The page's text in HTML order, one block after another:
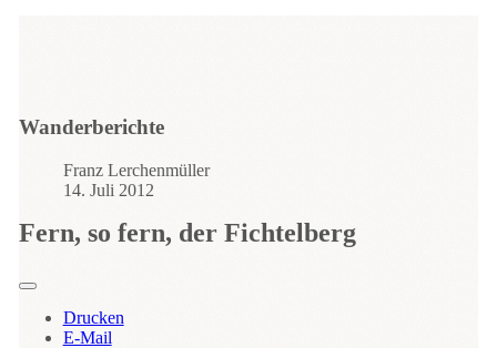
Wanderberichte
Franz Lerchenmüller
14. Juli 2012
Fern, so fern, der Fichtelberg
Drucken
E-Mail